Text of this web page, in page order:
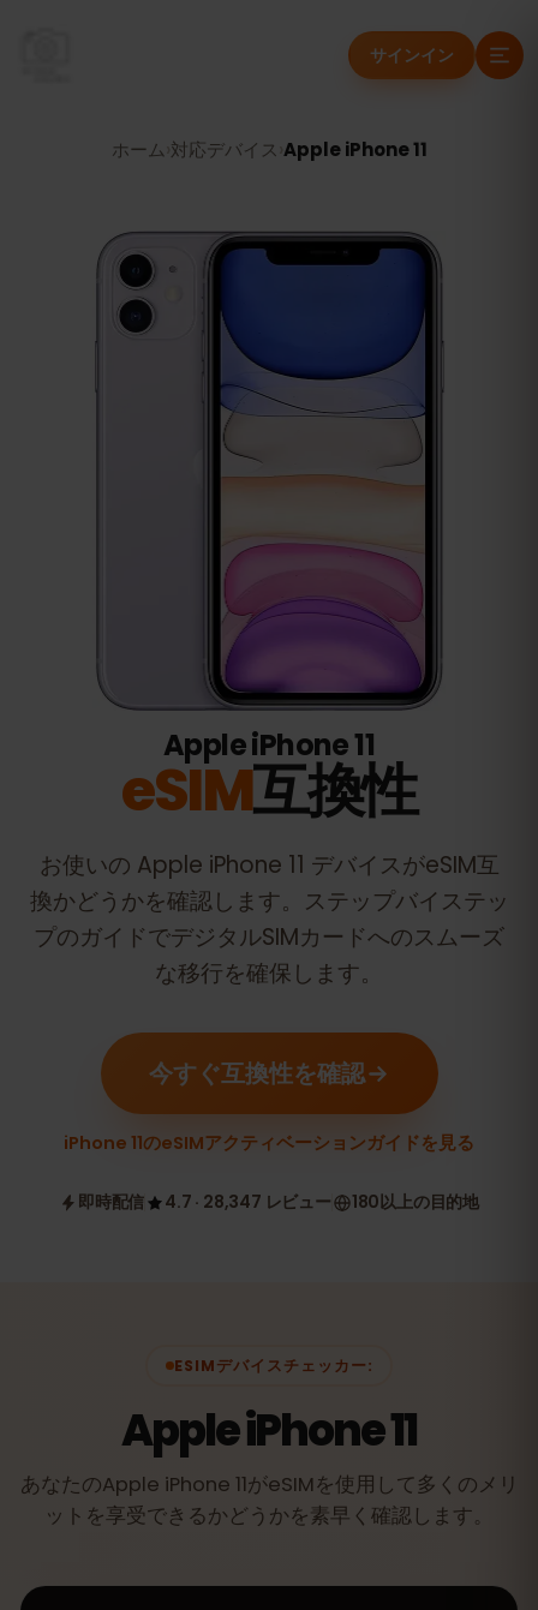
サインイン
ホーム 対応デバイス Apple iPhone 11
Apple iPhone 11
eSIM互換性
お使いの Apple iPhone 11 デバイスがeSIM互
換かどうかを確認します。ステップバイステッ
プのガイドでデジタルSIMカードへのスムーズ
な移行を確保します。
今すぐ互換性を確認
iPhone 11のeSIMアクティベーションガイドを見る
即時配信 4.7 · 28,347 レビュー 180以上の目的地
ESIMデバイスチェッカー:
Apple iPhone 11
あなたのApple iPhone 11がeSIMを使用して多くのメリ
ットを享受できるかどうかを素早く確認します。